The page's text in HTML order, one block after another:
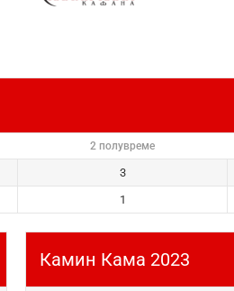
2 полувреме
3
1
Камин Кама 2023